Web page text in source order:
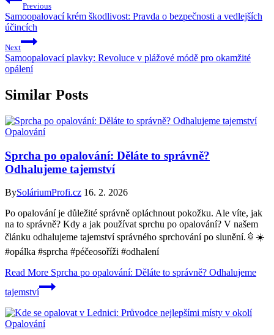
Previous
Samoopalovací krém škodlivost: Pravda o bezpečnosti a vedlejších
účincích
Next
Samoopalovací plavky: Revoluce v plážové módě pro okamžité
opálení
Similar Posts
Opalování
Sprcha po opalování: Děláte to správně?
Odhalujeme tajemství
BySoláriumProfi.cz 16. 2. 2026
Po opalování je důležité správně opláchnout pokožku. Ale víte, jak
na to správně? Kdy a jak používat sprchu po opalování? V našem
článku odhalujeme tajemství správného sprchování po slunění.🚿☀️
#opálka #sprcha #péčeosoříži #odhalení
Read More Sprcha po opalování: Děláte to správně? Odhalujeme
tajemství
Opalování